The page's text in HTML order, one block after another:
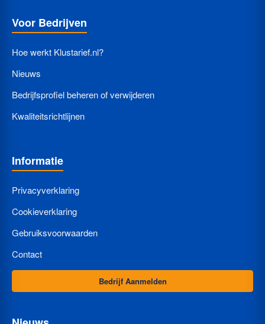
Voor Bedrijven
Hoe werkt Klustarief.nl?
Nieuws
Bedrijfsprofiel beheren of verwijderen
Kwaliteitsrichtlijnen
Informatie
Privacyverklaring
Cookieverklaring
Gebruiksvoorwaarden
Contact
Bedrijf Aanmelden